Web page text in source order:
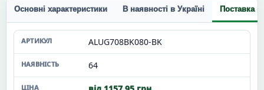
Основні характеристики В наявності в Україні Поставка
ALUG708BK080-BK
64